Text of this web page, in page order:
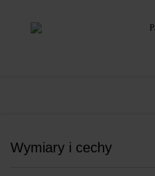
Wymiary i cechy